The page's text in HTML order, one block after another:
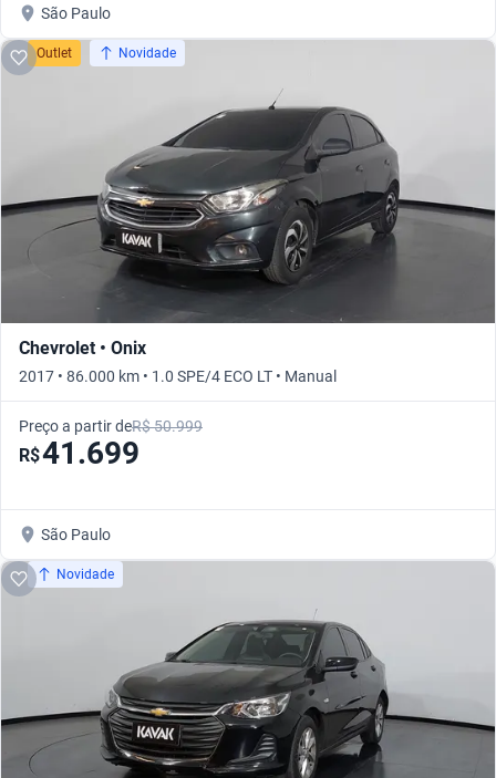
São Paulo
Outlet Novidade
Chevrolet • Onix
2017 • 86.000 km • 1.0 SPE/4 ECO LT • Manual
Preço a partir deR$ 50.999
R$41.699
São Paulo
Novidade